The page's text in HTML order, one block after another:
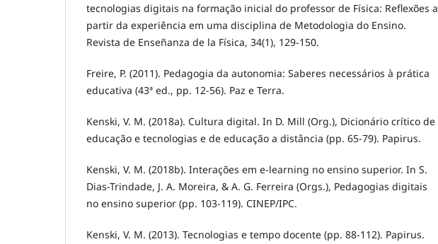
tecnologias digitais na formação inicial do professor de Física: Reflexões a
partir da experiência em uma disciplina de Metodologia do Ensino.
Revista de Enseñanza de la Física, 34(1), 129-150.
Freire, P. (2011). Pedagogia da autonomia: Saberes necessários à prática
educativa (43ª ed., pp. 12-56). Paz e Terra.
Kenski, V. M. (2018a). Cultura digital. In D. Mill (Org.), Dicionário crítico de
educação e tecnologias e de educação a distância (pp. 65-79). Papirus.
Kenski, V. M. (2018b). Interações em e-learning no ensino superior. In S.
Dias-Trindade, J. A. Moreira, & A. G. Ferreira (Orgs.), Pedagogias digitais
no ensino superior (pp. 103-119). CINEP/IPC.
Kenski, V. M. (2013). Tecnologias e tempo docente (pp. 88-112). Papirus.